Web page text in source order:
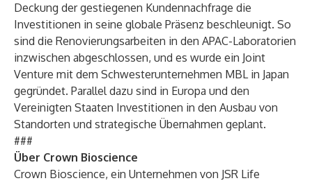
Deckung der gestiegenen Kundennachfrage die
Investitionen in seine globale Präsenz beschleunigt. So
sind die Renovierungsarbeiten in den APAC-Laboratorien
inzwischen abgeschlossen, und es wurde ein Joint
Venture mit dem Schwesterunternehmen MBL in Japan
gegründet. Parallel dazu sind in Europa und den
Vereinigten Staaten Investitionen in den Ausbau von
Standorten und strategische Übernahmen geplant.
###
Über Crown Bioscience
Crown Bioscience, ein Unternehmen von JSR Life